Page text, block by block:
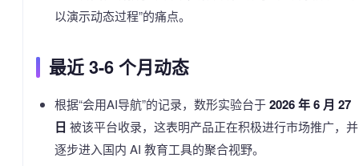
以演示动态过程”的痛点。
最近 3-6 个月动态
根据“会用AI导航”的记录，数形实验台于2026 年 6 月 27
日 被该平台收录，这表明产品正在积极进行市场推广，并
逐步进入国内 AI 教育工具的聚合视野。